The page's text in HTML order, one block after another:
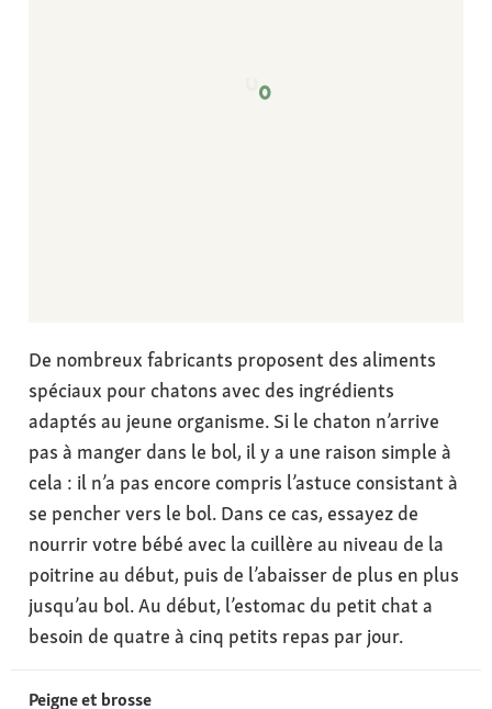
De nombreux fabricants proposent des aliments
spéciaux pour chatons avec des ingrédients
adaptés au jeune organisme. Si le chaton n’arrive
pas à manger dans le bol, il y a une raison simple à
cela : il n’a pas encore compris l’astuce consistant à
se pencher vers le bol. Dans ce cas, essayez de
nourrir votre bébé avec la cuillère au niveau de la
poitrine au début, puis de l’abaisser de plus en plus
jusqu’au bol. Au début, l’estomac du petit chat a
besoin de quatre à cinq petits repas par jour.
Peigne et brosse